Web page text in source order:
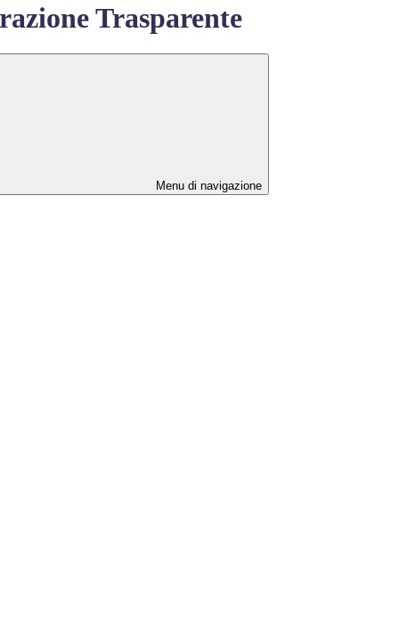
Trasparente
Menu di navigazione